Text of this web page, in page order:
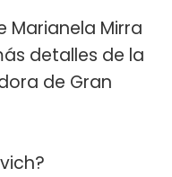
Marianela Mirra
detalles de la
de Gran